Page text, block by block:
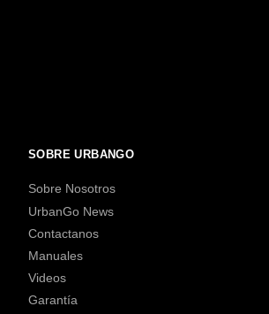
SOBRE URBANGO
Sobre Nosotros
UrbanGo News
Contactanos
Manuales
Videos
Garantía